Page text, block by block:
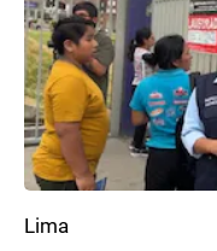
Lima